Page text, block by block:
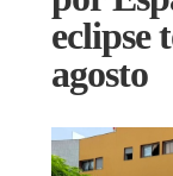
eclipse
agosto